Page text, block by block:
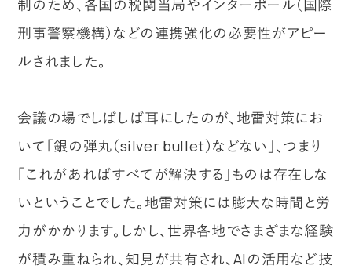
制のため、各国の税関当局やインターポール（国際
刑事警察機構）などの連携強化の必要性がアピー
ルされました。
会議の場でしばしば耳にしたのが、地雷対策にお
いて「銀の弾丸（silver bullet）などない」、つまり
「これがあればすべてが解決する」ものは存在しな
いということでした。地雷対策には膨大な時間と労
力がかかります。しかし、世界各地でさまざまな経験
が積み重ねられ、知見が共有され、AIの活用など技